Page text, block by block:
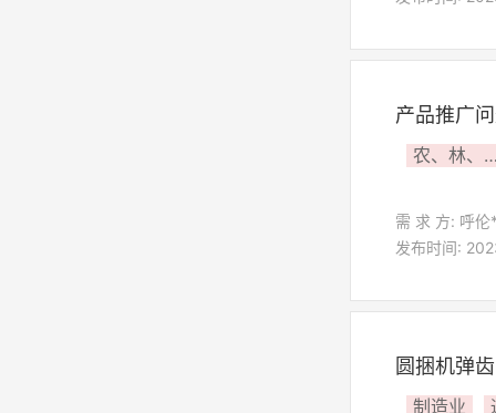
产品推广
农、林、
需 求 方: 呼
发布时间:
圆捆机弹
制造业